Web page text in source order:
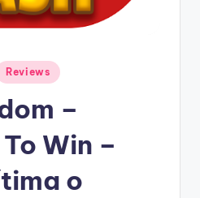
Reviews
–
Win –
o